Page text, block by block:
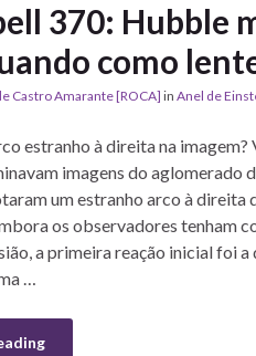
370: Hubble
como
Castro Amarante [ROCA] in Anel de
estranho à direita na imagem?
imagens do aglomerado
um estranho arco à direita
os observadores tenham
a primeira reação inicial foi
…